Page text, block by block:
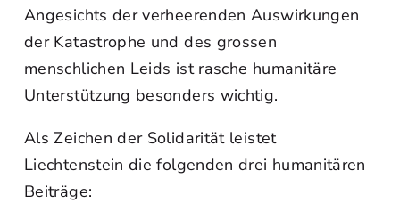
Angesichts der verheerenden Auswirkungen
der Katastrophe und des grossen
menschlichen Leids ist rasche humanitäre
Unterstützung besonders wichtig.
Als Zeichen der Solidarität leistet
Liechtenstein die folgenden drei humanitären
Beiträge: